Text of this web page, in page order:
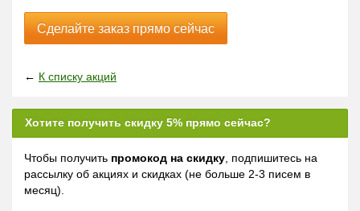
Сделайте заказ прямо сейчас
← К списку акций
Хотите получить скидку 5% прямо сейчас?
Чтобы получить промокод на скидку , подпишитесь на
рассылку об акциях и скидках (не больше 2-3 писем в
месяц).